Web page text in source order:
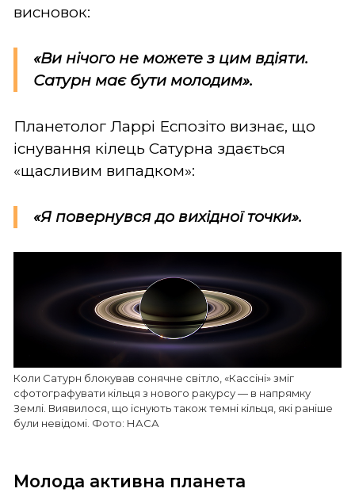
висновок:
«Ви нічого не можете з цим вдіяти.
Сатурн має бути молодим».
Планетолог Ларрі Еспозіто визнає, що
існування кілець Сатурна здається
«щасливим випадком»:
«Я повернувся до вихідної точки».
Коли Сатурн блокував сонячне світло, «Кассіні» зміг
сфотографувати кільця з нового ракурсу — в напрямку
Землі. Виявилося, що існують також темні кільця, які раніше
були невідомі. Фото: НАСА
Молода активна планета